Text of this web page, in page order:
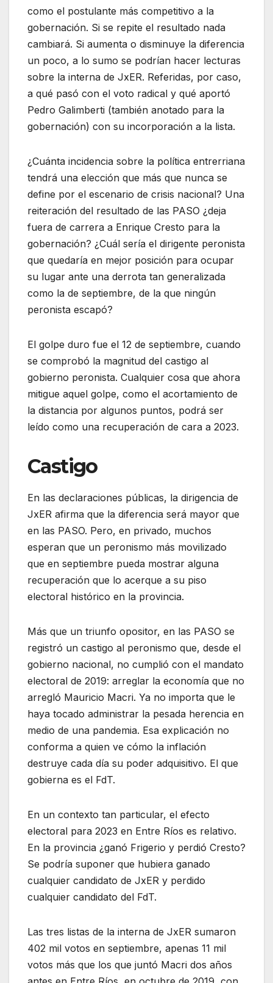
como el postulante más competitivo a la
gobernación. Si se repite el resultado nada
cambiará. Si aumenta o disminuye la diferencia
un poco, a lo sumo se podrían hacer lecturas
sobre la interna de JxER. Referidas, por caso,
a qué pasó con el voto radical y qué aportó
Pedro Galimberti (también anotado para la
gobernación) con su incorporación a la lista.
¿Cuánta incidencia sobre la política entrerriana
tendrá una elección que más que nunca se
define por el escenario de crisis nacional? Una
reiteración del resultado de las PASO ¿deja
fuera de carrera a Enrique Cresto para la
gobernación? ¿Cuál sería el dirigente peronista
que quedaría en mejor posición para ocupar
su lugar ante una derrota tan generalizada
como la de septiembre, de la que ningún
peronista escapó?
El golpe duro fue el 12 de septiembre, cuando
se comprobó la magnitud del castigo al
gobierno peronista. Cualquier cosa que ahora
mitigue aquel golpe, como el acortamiento de
la distancia por algunos puntos, podrá ser
leído como una recuperación de cara a 2023.
Castigo
En las declaraciones públicas, la dirigencia de
JxER afirma que la diferencia será mayor que
en las PASO. Pero, en privado, muchos
esperan que un peronismo más movilizado
que en septiembre pueda mostrar alguna
recuperación que lo acerque a su piso
electoral histórico en la provincia.
Más que un triunfo opositor, en las PASO se
registró un castigo al peronismo que, desde el
gobierno nacional, no cumplió con el mandato
electoral de 2019: arreglar la economía que no
arregló Mauricio Macri. Ya no importa que le
haya tocado administrar la pesada herencia en
medio de una pandemia. Esa explicación no
conforma a quien ve cómo la inflación
destruye cada día su poder adquisitivo. El que
gobierna es el FdT.
En un contexto tan particular, el efecto
electoral para 2023 en Entre Ríos es relativo.
En la provincia ¿ganó Frigerio y perdió Cresto?
Se podría suponer que hubiera ganado
cualquier candidato de JxER y perdido
cualquier candidato del FdT.
Las tres listas de la interna de JxER sumaron
402 mil votos en septiembre, apenas 11 mil
votos más que los que juntó Macri dos años